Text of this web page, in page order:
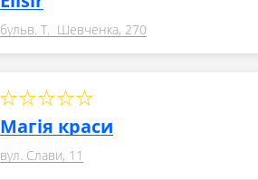
бульв. Т. Шевченка, 270
Магія краси
вул. Слави, 11